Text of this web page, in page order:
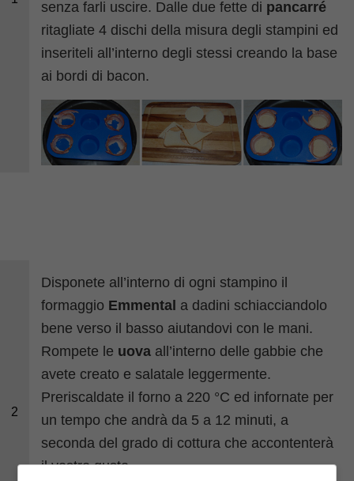
senza farli uscire. Dalle due fette di pancarré
ritagliate 4 dischi della misura degli stampini ed
inseriteli all’interno degli stessi creando la base
ai bordi di bacon.
2
Disponete all’interno di ogni stampino il
formaggio Emmental a dadini schiacciandolo
bene verso il basso aiutandovi con le mani.
Rompete le uova all’interno delle gabbie che
avete creato e salatale leggermente.
Preriscaldate il forno a 220 °C ed infornate per
un tempo che andrà da 5 a 12 minuti, a
seconda del grado di cottura che accontenterà
il vostro gusto.